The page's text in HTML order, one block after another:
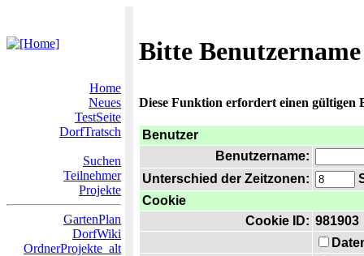
Bitte
Home
Neues
TestSeite
DorfTratsch
Suchen
Teilnehmer
Projekte
GartenPlan
DorfWiki
OrdnerProjekte_alt
Diese Funktion erfordert einen gültigen
Benutzer
Benutzername:
Unterschied der Zeitzonen:
Cookie
Cookie ID: 981903